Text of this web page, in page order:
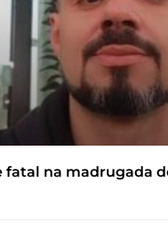
fatal na madrugada